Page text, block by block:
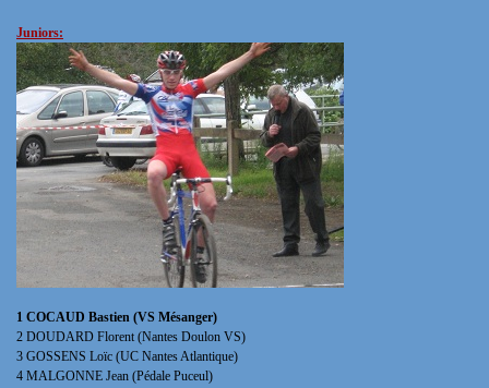
Juniors:
1 COCAUD Bastien (VS Mésanger)
2 DOUDARD Florent (Nantes Doulon VS)
3 GOSSENS Loïc (UC Nantes Atlantique)
4 MALGONNE Jean (Pédale Puceul)